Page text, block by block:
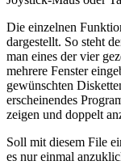
Die einzelnen
dargestellt. So steht
man eines der vier
mehrere Fenster
gewünschten
erscheinendes
zeigen und doppelt
Soll mit diesem File
es nur einmal